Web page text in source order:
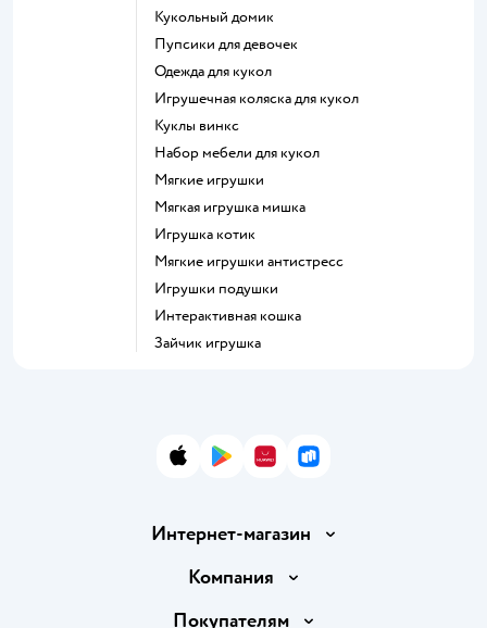
Кукольный домик
Пупсики для девочек
Одежда для кукол
Игрушечная коляска для кукол
Куклы винкс
Набор мебели для кукол
Мягкие игрушки
Мягкая игрушка мишка
Игрушка котик
Мягкие игрушки антистресс
Игрушки подушки
Интерактивная кошка
Зайчик игрушка
App StoreGoogle Play
AppGallery
RuStore
Интернет-магазин
Доставка и оплата
Компания
Вакансии
Покупателям